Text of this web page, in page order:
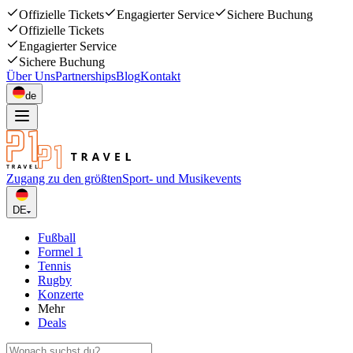
Offizielle Tickets Engagierter Service
Sichere Buchung
Offizielle Tickets
Engagierter Service
Sichere Buchung
Über UnsPartnershipsBlogKontakt
de
Zugang zu den größtenSport- und Musikevents
DE
Fußball
Formel 1
Tennis
Rugby
Konzerte
Mehr
Deals